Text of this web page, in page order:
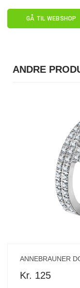
GÅ TIL WEBSHOP
ANDRE
ANNEBRAUNER
Kr. 125